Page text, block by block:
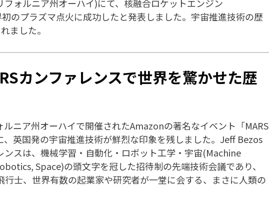
フォルニア州オーハイ)にて、核融合ロケットエンジン
のプラズマ点火に成功したと発表しました。宇宙推進技術の歴
ました。
カンファレンスで世界を驚かせた歴
ニア州オーハイで開催されたAmazonの著名なイベント「MARS
、英国発の宇宙推進技術が鮮烈な印象を残しました。Jeff Bezos
ンスは、機械学習・自動化・ロボット工学・宇宙(Machine
Space)の頭文字を冠した招待制の先端技術会議であり、
行士、世界有数の起業家や研究者が一堂に会する、まさに人類の